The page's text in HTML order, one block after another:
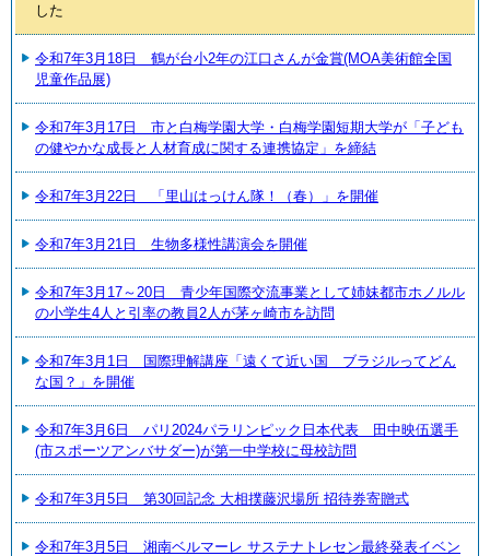
した
令和7年3月18日 鶴が台小2年の江口さんが金賞(MOA美術館全国
児童作品展)
令和7年3月17日 市と白梅学園大学・白梅学園短期大学が「子ども
の健やかな成長と人材育成に関する連携協定」を締結
令和7年3月22日 「里山はっけん隊！（春）」を開催
令和7年3月21日 生物多様性講演会を開催
令和7年3月17～20日 青少年国際交流事業として姉妹都市ホノルル
の小学生4人と引率の教員2人が茅ヶ崎市を訪問
令和7年3月1日 国際理解講座「遠くて近い国 ブラジルってどん
な国？」を開催
令和7年3月6日 パリ2024パラリンピック日本代表 田中映伍選手
(市スポーツアンバサダー)が第一中学校に母校訪問
令和7年3月5日 第30回記念 大相撲藤沢場所 招待券寄贈式
令和7年3月5日 湘南ベルマーレ サステナトレセン最終発表イベン